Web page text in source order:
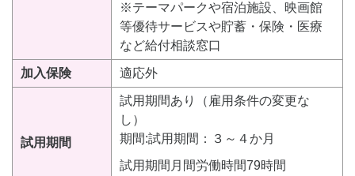
※テーマパークや宿泊施設、映画館
等優待サービスや貯蓄・保険・医療
など給付相談窓口
加入保険 適応外
試用期間
試用期間あり（雇用条件の変更な
し）
期間:試用期間：３～４か月
試用期間月間労働時間79時間